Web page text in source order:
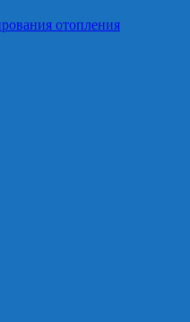
отопления